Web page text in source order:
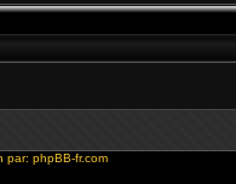
par: phpBB-fr.com